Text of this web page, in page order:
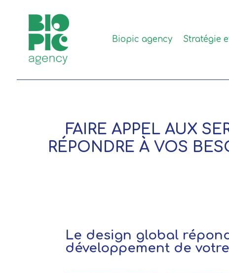
Biopic agency Stratégie
FAIRE APPEL AUX
RÉPONDRE À VOS
Le design global
développement de